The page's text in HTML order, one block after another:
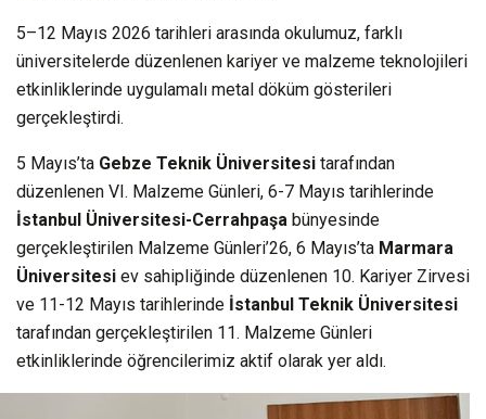
5–12 Mayıs 2026 tarihleri arasında okulumuz, farklı
üniversitelerde düzenlenen kariyer ve malzeme teknolojileri
etkinliklerinde uygulamalı metal döküm gösterileri
gerçekleştirdi.
5 Mayıs’ta Gebze Teknik Üniversitesi tarafından
düzenlenen VI. Malzeme Günleri, 6-7 Mayıs tarihlerinde
İstanbul Üniversitesi-Cerrahpaşa bünyesinde
gerçekleştirilen Malzeme Günleri’26, 6 Mayıs’ta Marmara
Üniversitesi ev sahipliğinde düzenlenen 10. Kariyer Zirvesi
ve 11-12 Mayıs tarihlerinde İstanbul Teknik Üniversitesi
tarafından gerçekleştirilen 11. Malzeme Günleri
etkinliklerinde öğrencilerimiz aktif olarak yer aldı.